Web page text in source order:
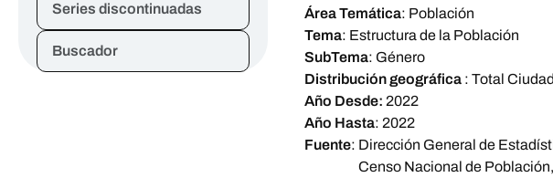
Series discontinuadas
Buscador
Área Temática: Población
Tema: Estructura de la Población
SubTema: Género
Distribución geográfica : Total Ciudad
Año Desde: 2022
Año Hasta: 2022
Fuente: Dirección General de
Censo Nacional de